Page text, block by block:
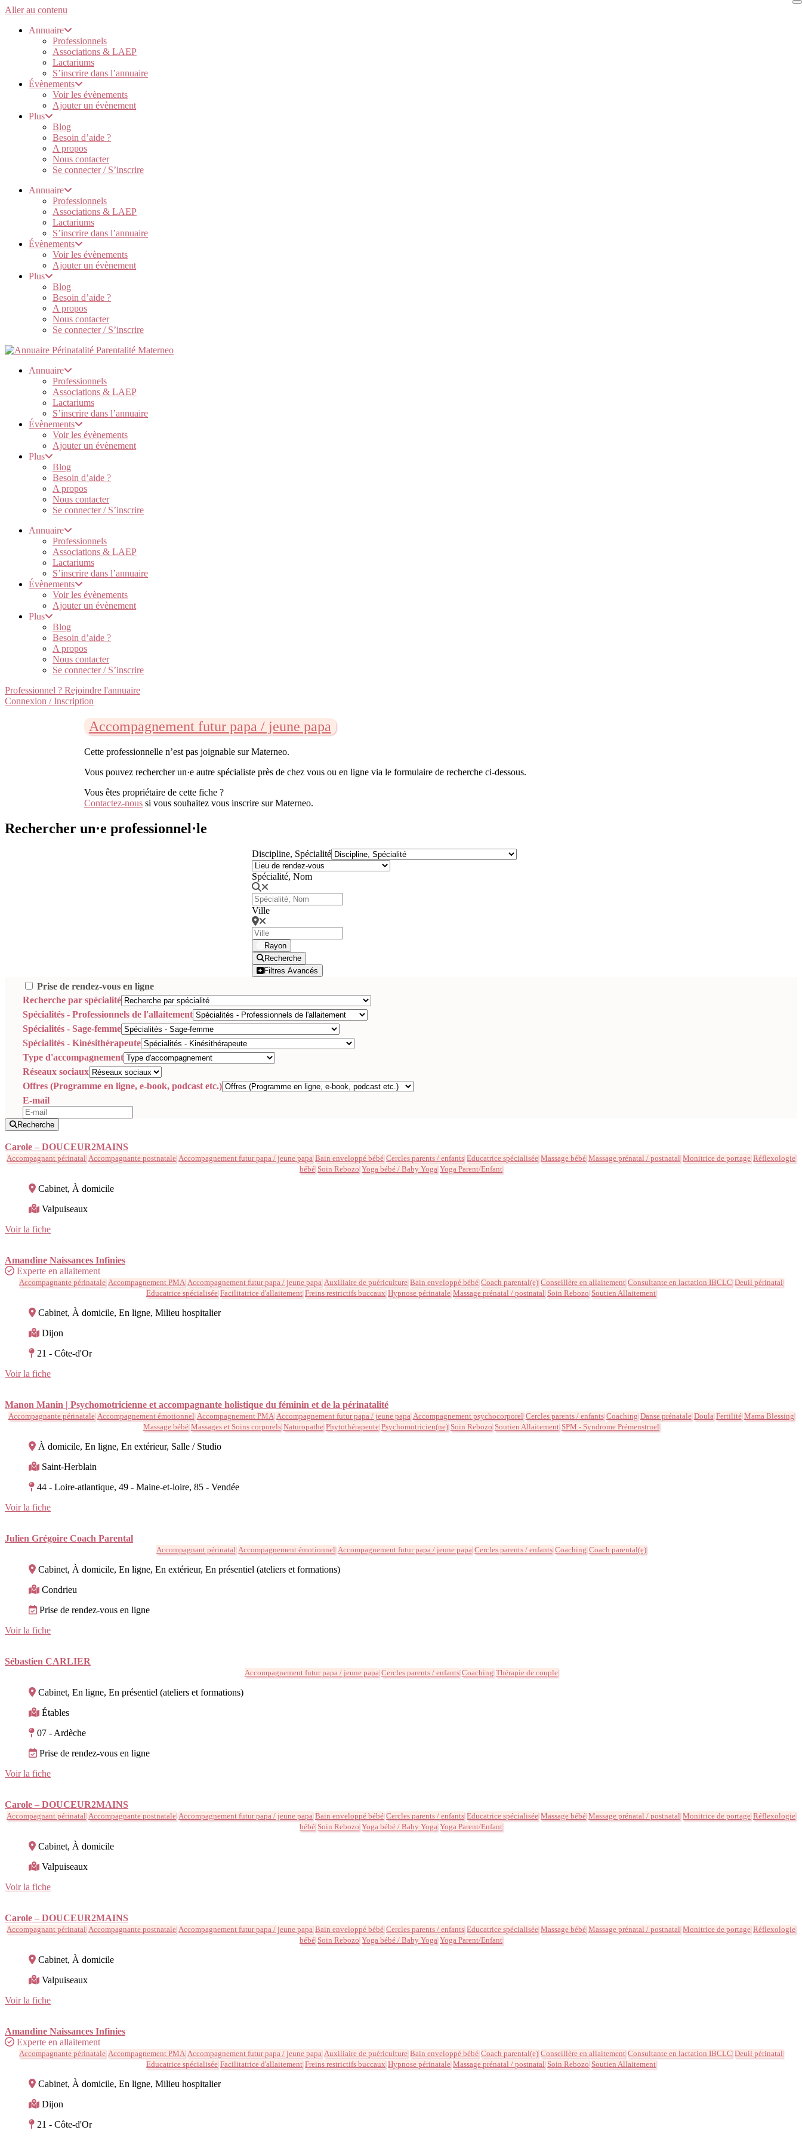
Aller au contenu
Annuaire
Professionnels
Associations & LAEP
Lactariums
S’inscrire dans l’annuaire
Évènements
Voir les évènements
Ajouter un évènement
Plus
Blog
Besoin d’aide ?
A propos
Nous contacter
Se connecter / S’inscrire
Annuaire
Professionnels
Associations & LAEP
Lactariums
S’inscrire dans l’annuaire
Évènements
Voir les évènements
Ajouter un évènement
Plus
Blog
Besoin d’aide ?
A propos
Nous contacter
Se connecter / S’inscrire
Annuaire
Professionnels
Associations & LAEP
Lactariums
S’inscrire dans l’annuaire
Évènements
Voir les évènements
Ajouter un évènement
Plus
Blog
Besoin d’aide ?
A propos
Nous contacter
Se connecter / S’inscrire
Annuaire
Professionnels
Associations & LAEP
Lactariums
S’inscrire dans l’annuaire
Évènements
Voir les évènements
Ajouter un évènement
Plus
Blog
Besoin d’aide ?
A propos
Nous contacter
Se connecter / S’inscrire
Professionnel ? Rejoindre l'annuaire
Connexion / Inscription
Accompagnement futur papa / jeune papa
Cette professionnelle n’est pas joignable sur Materneo.
Vous pouvez rechercher un·e autre spécialiste près de chez vous ou en ligne via le formulaire de recherche ci-dessous.
Vous êtes propriétaire de cette fiche ?
Contactez-nous si vous souhaitez vous inscrire sur Materneo.
Rechercher un·e professionnel·le
Discipline, Spécialité
Spécialité, Nom
Ville
Rayon
Recherche
Filtres Avancés
Prise de rendez-vous en ligne
Recherche par spécialité
Spécialités - Professionnels de l'allaitement
Spécialités - Sage-femme
Spécialités - Kinésithérapeute
Type d'accompagnement
Réseaux sociaux
Offres (Programme en ligne, e-book, podcast etc.)
E-mail
Recherche
Carole – DOUCEUR2MAINS
Accompagnant périnatal Accompagnante postnatale Accompagnement futur papa / jeune papa Bain enveloppé bébé Cercles parents / enfants Educatrice spécialisée Massage bébé Massage prénatal / postnatal Monitrice de portage Réflexologie
bébé Soin Rebozo Yoga bébé / Baby Yoga Yoga Parent/Enfant
Cabinet, À domicile
Valpuiseaux
Voir la fiche
Amandine Naissances Infinies
Experte en allaitement
Accompagnante périnatale Accompagnement PMA Accompagnement futur papa / jeune papa Auxiliaire de puériculture Bain enveloppé bébé Coach parental(e) Conseillère en allaitement Consultante en lactation IBCLC Deuil périnatal
Educatrice spécialisée Facilitatrice d'allaitement Freins restrictifs buccaux Hypnose périnatale Massage prénatal / postnatal Soin Rebozo Soutien Allaitement
Cabinet, À domicile, En ligne, Milieu hospitalier
Dijon
21 - Côte-d'Or
Voir la fiche
Manon Manin | Psychomotricienne et accompagnante holistique du féminin et de la périnatalité
Accompagnante périnatale Accompagnement émotionnel Accompagnement PMA Accompagnement futur papa / jeune papa Accompagnement psychocorporel Cercles parents / enfants Coaching Danse prénatale Doula Fertilité Mama Blessing
Massage bébé Massages et Soins corporels Naturopathe Phytothérapeute Psychomotricien(ne) Soin Rebozo Soutien Allaitement SPM - Syndrome Prémenstruel
À domicile, En ligne, En extérieur, Salle / Studio
Saint-Herblain
44 - Loire-atlantique, 49 - Maine-et-loire, 85 - Vendée
Voir la fiche
Julien Grégoire Coach Parental
Accompagnant périnatal Accompagnement émotionnel Accompagnement futur papa / jeune papa Cercles parents / enfants Coaching Coach parental(e)
Cabinet, À domicile, En ligne, En extérieur, En présentiel (ateliers et formations)
Condrieu
Prise de rendez-vous en ligne
Voir la fiche
Sébastien CARLIER
Accompagnement futur papa / jeune papa Cercles parents / enfants Coaching Thérapie de couple
Cabinet, En ligne, En présentiel (ateliers et formations)
Étables
07 - Ardèche
Prise de rendez-vous en ligne
Voir la fiche
Carole – DOUCEUR2MAINS
Accompagnant périnatal Accompagnante postnatale Accompagnement futur papa / jeune papa Bain enveloppé bébé Cercles parents / enfants Educatrice spécialisée Massage bébé Massage prénatal / postnatal Monitrice de portage Réflexologie
bébé Soin Rebozo Yoga bébé / Baby Yoga Yoga Parent/Enfant
Cabinet, À domicile
Valpuiseaux
Voir la fiche
Carole – DOUCEUR2MAINS
Accompagnant périnatal Accompagnante postnatale Accompagnement futur papa / jeune papa Bain enveloppé bébé Cercles parents / enfants Educatrice spécialisée Massage bébé Massage prénatal / postnatal Monitrice de portage Réflexologie
bébé Soin Rebozo Yoga bébé / Baby Yoga Yoga Parent/Enfant
Cabinet, À domicile
Valpuiseaux
Voir la fiche
Amandine Naissances Infinies
Experte en allaitement
Accompagnante périnatale Accompagnement PMA Accompagnement futur papa / jeune papa Auxiliaire de puériculture Bain enveloppé bébé Coach parental(e) Conseillère en allaitement Consultante en lactation IBCLC Deuil périnatal
Educatrice spécialisée Facilitatrice d'allaitement Freins restrictifs buccaux Hypnose périnatale Massage prénatal / postnatal Soin Rebozo Soutien Allaitement
Cabinet, À domicile, En ligne, Milieu hospitalier
Dijon
21 - Côte-d'Or